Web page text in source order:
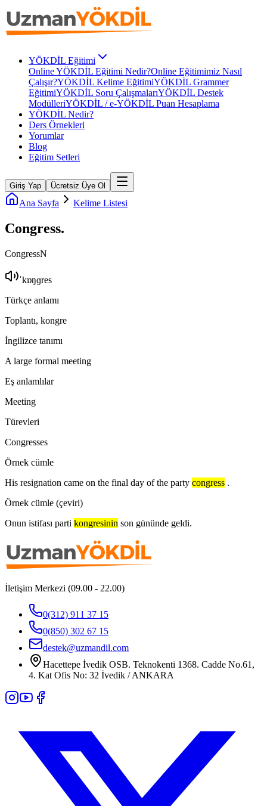
YÖKDİL Eğitimi
Online YÖKDİL Eğitimi Nedir?Online Eğitimimiz Nasıl
Çalışır?YÖKDİL Kelime EğitimiYÖKDİL Grammer
EğitimiYÖKDİL Soru ÇalışmalarıYÖKDİL Destek
ModülleriYÖKDİL / e-YÖKDİL Puan Hesaplama
YÖKDİL Nedir?
Ders Örnekleri
Yorumlar
Blog
Eğitim Setleri
Giriş Yap Ücretsiz Üye Ol
Ana Sayfa Kelime Listesi
Congress.
CongressN
ˈkɒŋɡres
Türkçe anlamı
Toplantı, kongre
İngilizce tanımı
A large formal meeting
Eş anlamlılar
Meeting
Türevleri
Congresses
Örnek cümle
His resignation came on the final day of the party congress .
Örnek cümle (çeviri)
Onun istifası parti kongresinin son gününde geldi.
İletişim Merkezi (09.00 - 22.00)
0(312) 911 37 15
0(850) 302 67 15
destek@uzmandil.com
Hacettepe İvedik OSB. Teknokenti 1368. Cadde No.61,
4. Kat Ofis No: 32 İvedik / ANKARA